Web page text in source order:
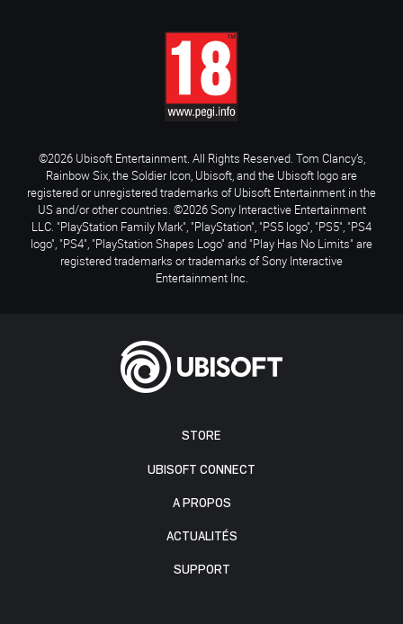
STORE
UBISOFT CONNECT
A PROPOS
ACTUALITÉS
SUPPORT
©2026 Ubisoft Entertainment. All Rights Reserved. Tom Clancy’s,
Rainbow Six, the Soldier Icon, Ubisoft, and the Ubisoft logo are
registered or unregistered trademarks of Ubisoft Entertainment in the
US and/or other countries. ©2026 Sony Interactive Entertainment
LLC. "PlayStation Family Mark", "PlayStation", "PS5 logo", "PS5", "PS4
logo", "PS4", "PlayStation Shapes Logo" and "Play Has No Limits" are
registered trademarks or trademarks of Sony Interactive
Entertainment Inc.